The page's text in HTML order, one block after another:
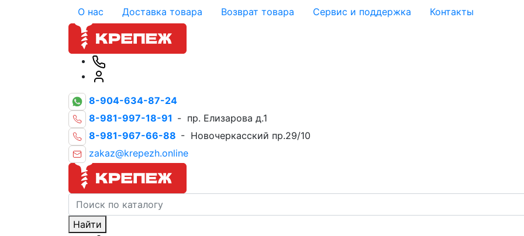
О нас Доставка товара Возврат товара Сервис и поддержка Контакты
8-904-634-87-24
8-981-997-18-91 - пр. Елизарова д.1
8-981-967-66-88 - Новочеркасский пр.29/10
zakaz@krepezh.online
Найти